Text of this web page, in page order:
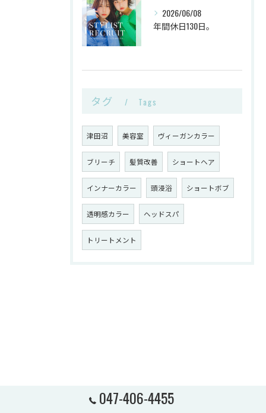
2026/06/08
年間休日130日。
タグ Tags
津田沼 美容室 ヴィーガンカラー
ブリーチ 髪質改善 ショートヘア
インナーカラー 頭浸浴 ショートボブ
透明感カラー ヘッドスパ
トリートメント
047-406-4455